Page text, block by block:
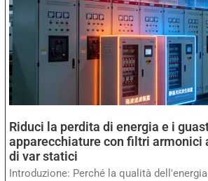
Riduci la perdita di energia e i
apparecchiature con filtri armonici
di var statici
Introduzione: Perché la qualità